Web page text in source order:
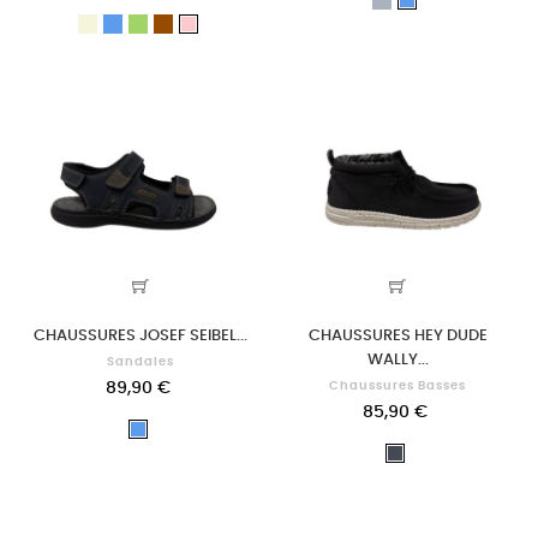
CHAUSSURES JOSEF SEIBEL...
Sandales
89,90 €
CHAUSSURES HEY DUDE
WALLY...
Chaussures Basses
85,90 €